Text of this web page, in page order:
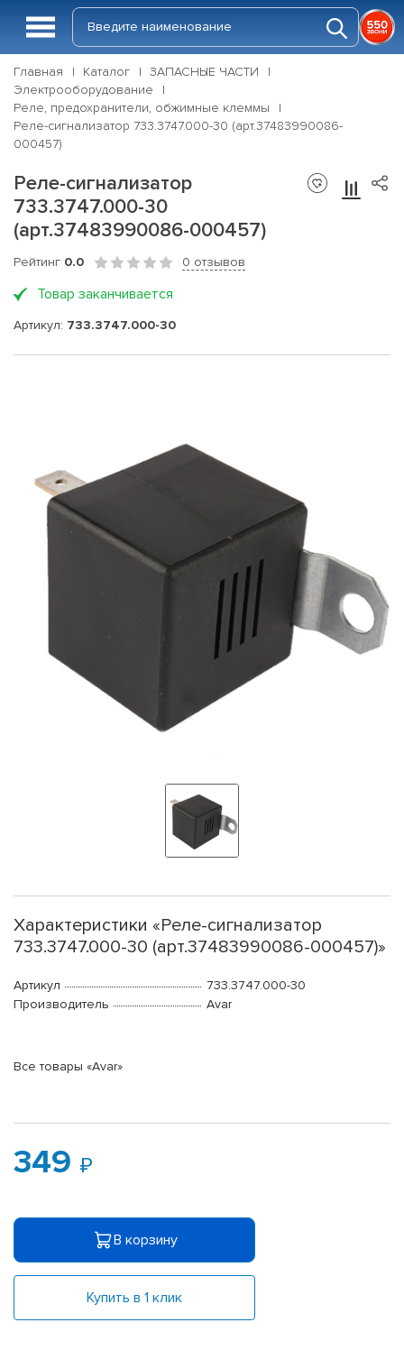
Главная Каталог
ЗАПАСНЫЕ ЧАСТИ
Электрооборудование
Реле, предохранители, обжимные клеммы
Реле-сигнализатор 733.3747.000-30 (арт.37483990086-
000457)
Реле-сигнализатор
733.3747.000-30
(арт.37483990086-000457)
Рейтинг 0.0 0 отзывов
Товар заканчивается
Артикул: 733.3747.000-30
Характеристики «Реле-сигнализатор
733.3747.000-30 (арт.37483990086-000457)»
Артикул
733.3747.000-30
Производитель
Avar
Все товары «Avar»
349
В корзину
Купить в 1 клик